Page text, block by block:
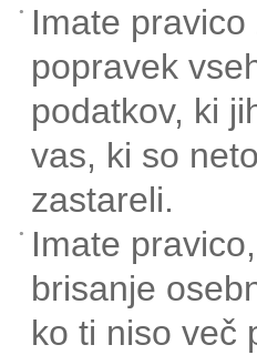
Imate pravico
popravek
podatkov, ki
vas, ki so
zastareli.
Imate
brisanje
ko ti niso več